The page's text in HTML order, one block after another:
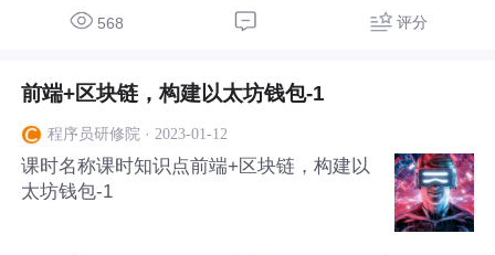
568 评分
前端+区块链，构建以太坊钱包-1
程序员研修院 · 2023-01-12
课时名称课时知识点前端+区块链，构建以
太坊钱包-1